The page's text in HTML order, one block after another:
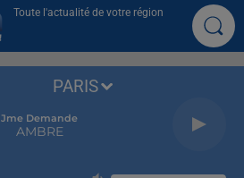
Toute l'actualité de votre région
Jme Demande
AMBRE
PARIS